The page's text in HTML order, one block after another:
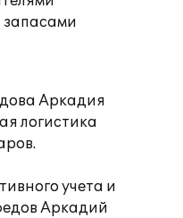
запасами
Аркадия
логистика
учета и
Аркадий